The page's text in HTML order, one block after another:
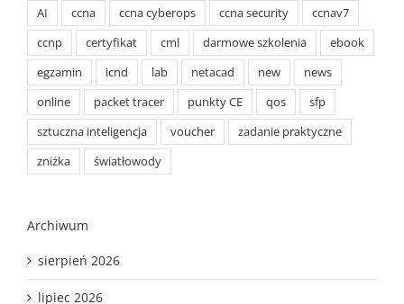
ccnp
certyfikat cml darmowe szkolenia
ebook
egzamin
icnd lab netacad new
news
online
packet tracer punkty CE qos
sfp
sztuczna inteligencja
voucher
zadanie praktyczne
zniżka
światłowody
sierpień 2026
lipiec 2026